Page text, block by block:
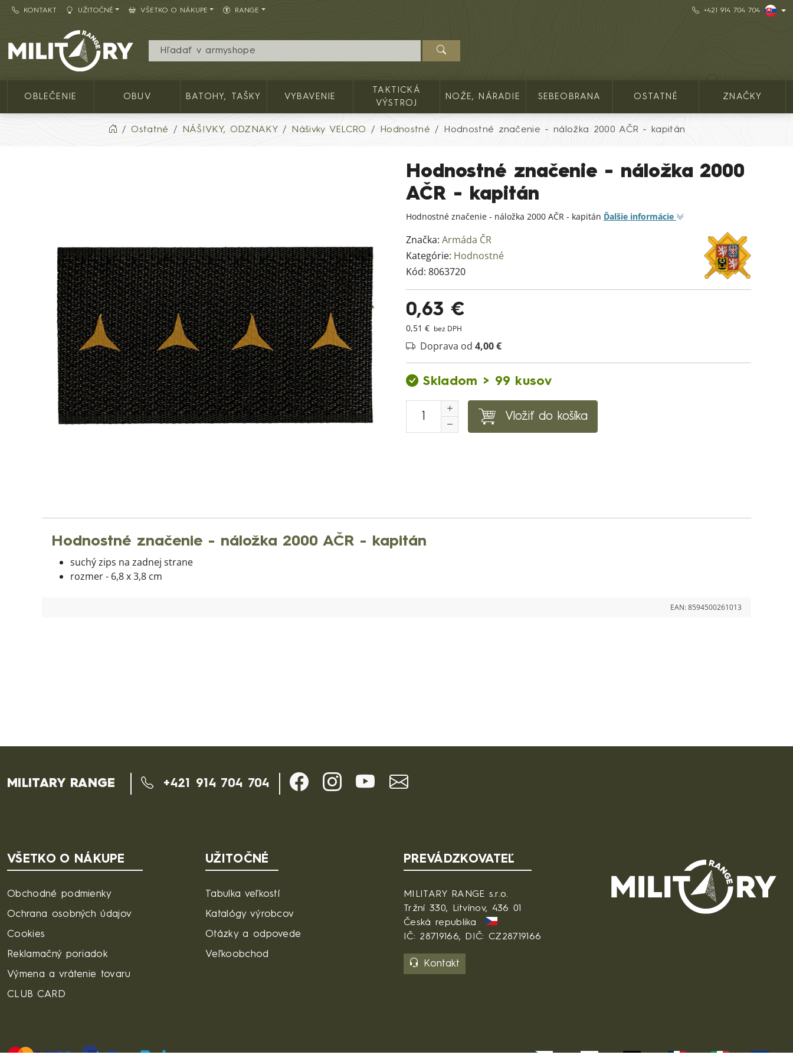
KONTAKT UŽITOČNÉ VŠETKO O NÁKUPE RANGE +421 914 704 704
Army shop MILITARY RANGE SK
OBLEČENIE OBUV BATOHY, TAŠKY VYBAVENIE
TAKTICKÁ
VÝSTROJ
NOŽE, NÁRADIE SEBEOBRANA OSTATNÉ ZNAČKY
Ostatné NÁŠIVKY, ODZNAKY Nášivky VELCRO Hodnostné Hodnostné značenie - náložka 2000 AČR - kapitán
Hodnostné značenie - náložka 2000
AČR - kapitán
Hodnostné značenie - náložka 2000 AČR - kapitán Ďalšie informácie
Značka: Armáda ČR
Kategórie: Hodnostné
Kód: 8063720
0,63 €
0,51 € bez DPH
Doprava od 4,00 €
Skladom > 99 kusov
Vložiť do košíka
Hodnostné značenie - náložka 2000 AČR - kapitán
suchý zips na zadnej strane
rozmer - 6,8 x 3,8 cm
EAN:8594500261013
MILITARY RANGE +421 914 704 704
VŠETKO O NÁKUPE
Obchodné podmienky
Ochrana osobných údajov
Cookies
Reklamačný poriadok
Výmena a vrátenie tovaru
CLUB CARD
UŽITOČNÉ
Tabulka veľkostí
Katalógy výrobcov
Otázky a odpovede
Veľkoobchod
PREVÁDZKOVATEĽ
MILITARY RANGE s.r.o.
Tržní 330, Litvínov, 436 01
Česká republika
IČ: 28719166, DIČ: CZ28719166
Kontakt